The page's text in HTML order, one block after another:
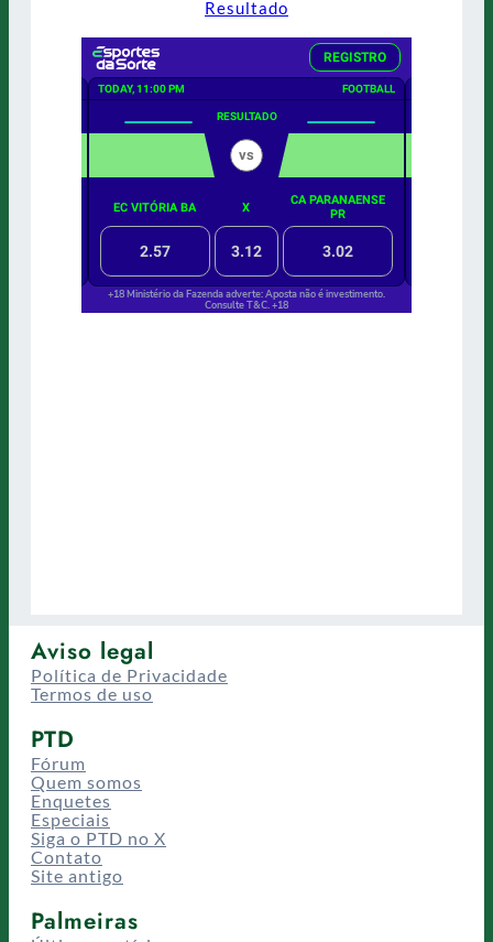
Resultado
Aviso legal
Política de Privacidade
Termos de uso
PTD
Fórum
Quem somos
Enquetes
Especiais
Siga o PTD no X
Contato
Site antigo
Palmeiras